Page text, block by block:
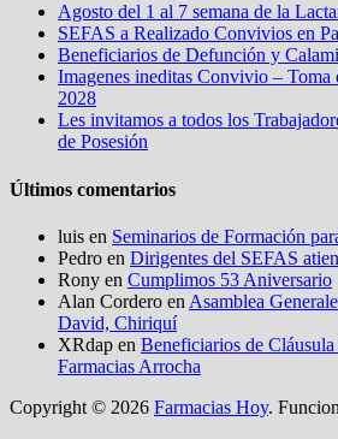
Agosto del 1 al 7 semana de la
SEFAS a Realizado Convivios en
Beneficiarios de Defunción y
Imagenes ineditas Convivio – Toma
2028
Les invitamos a todos los
de Posesión
Últimos comentarios
luis en Seminarios de Formación
Pedro en Dirigentes del SEFAS
Rony en Cumplimos 53 Aniversario
Alan Cordero en Asamblea
David, Chiriquí
XRdap en Beneficiarios de
Farmacias Arrocha
Copyright © 2026 Farmacias Hoy.